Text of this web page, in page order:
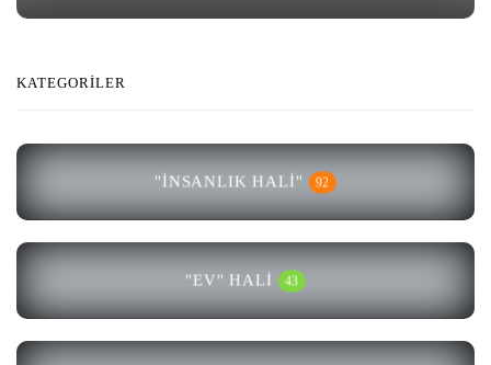
KATEGORILER
"İNSANLIK HALI" 92
"EV" HALI 43